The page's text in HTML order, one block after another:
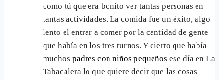
como tú que era bonito ver tantas personas en
tantas actividades. La comida fue un éxito, algo
lento el entrar a comer por la cantidad de gente
que había en los tres turnos. Y cierto que había
muchos padres con niños pequeñosese día en La
Tabacalera lo que quiere decir que las cosas